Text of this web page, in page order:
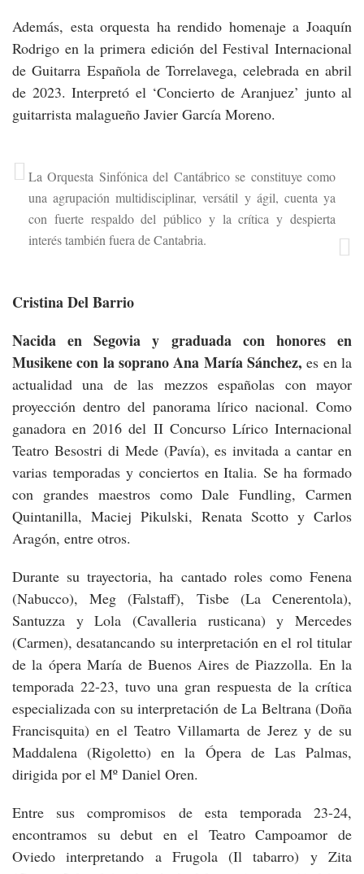
Además, esta orquesta ha rendido homenaje a Joaquín
Rodrigo en la primera edición del Festival Internacional
de Guitarra Española de Torrelavega, celebrada en abril
de 2023. Interpretó el ‘Concierto de Aranjuez’ junto al
guitarrista malagueño Javier García Moreno.
La Orquesta Sinfónica del Cantábrico se constituye como
una agrupación multidisciplinar, versátil y ágil, cuenta ya
con fuerte respaldo del público y la crítica y despierta
interés también fuera de Cantabria.
Cristina Del Barrio
Nacida en Segovia y graduada con honores en
Musikene con la soprano Ana María Sánchez, es en la
actualidad una de las mezzos españolas con mayor
proyección dentro del panorama lírico nacional. Como
ganadora en 2016 del II Concurso Lírico Internacional
Teatro Besostri di Mede (Pavía), es invitada a cantar en
varias temporadas y conciertos en Italia. Se ha formado
con grandes maestros como Dale Fundling, Carmen
Quintanilla, Maciej Pikulski, Renata Scotto y Carlos
Aragón, entre otros.
Durante su trayectoria, ha cantado roles como Fenena
(Nabucco), Meg (Falstaff), Tisbe (La Cenerentola),
Santuzza y Lola (Cavalleria rusticana) y Mercedes
(Carmen), desatancando su interpretación en el rol titular
de la ópera María de Buenos Aires de Piazzolla. En la
temporada 22-23, tuvo una gran respuesta de la crítica
especializada con su interpretación de La Beltrana (Doña
Francisquita) en el Teatro Villamarta de Jerez y de su
Maddalena (Rigoletto) en la Ópera de Las Palmas,
dirigida por el Mº Daniel Oren.
Entre sus compromisos de esta temporada 23-24,
encontramos su debut en el Teatro Campoamor de
Oviedo interpretando a Frugola (Il tabarro) y Zita